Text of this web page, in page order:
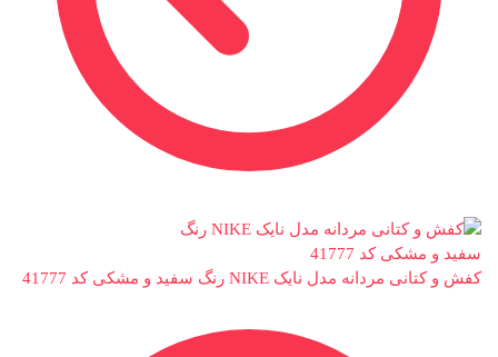
کفش و کتانی مردانه مدل نایک NIKE رنگ سفید و مشکی کد 41777